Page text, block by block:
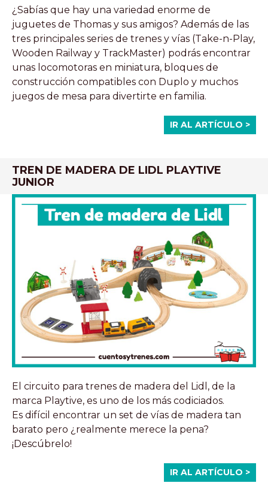
¿Sabías que hay una variedad enorme de
juguetes de Thomas y sus amigos? Además de las
tres principales series de trenes y vías (Take-n-Play,
Wooden Railway y TrackMaster) podrás encontrar
unas locomotoras en miniatura, bloques de
construcción compatibles con Duplo y muchos
juegos de mesa para divertirte en familia.
IR AL ARTÍCULO >
TREN DE MADERA DE LIDL PLAYTIVE
JUNIOR
El circuito para trenes de madera del Lidl, de la
marca Playtive, es uno de los más codiciados.
Es difícil encontrar un set de vías de madera tan
barato pero ¿realmente merece la pena?
¡Descúbrelo!
IR AL ARTÍCULO >